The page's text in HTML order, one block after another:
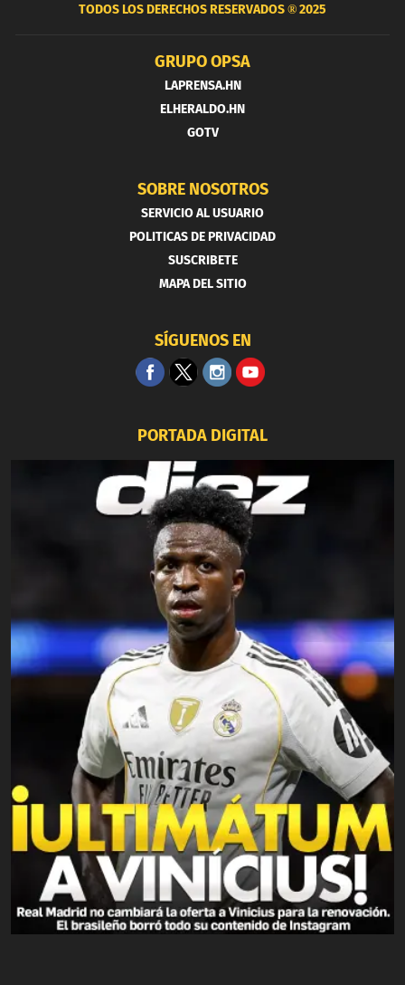
TODOS LOS DERECHOS RESERVADOS ®2025
GRUPO OPSA
LAPRENSA.HN
ELHERALDO.HN
GOTV
SOBRE NOSOTROS
SERVICIO AL USUARIO
POLITICAS DE PRIVACIDAD
SUSCRIBETE
MAPA DEL SITIO
SÍGUENOS EN
PORTADA DIGITAL